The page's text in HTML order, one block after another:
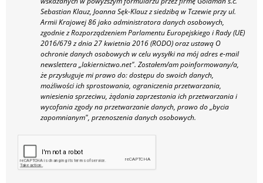
Sebastian Klauz, Joanna Sęk-Klauz z siedzibą w Tczewie przy ul.
Armii Krajowej 86 jako administratora danych osobowych,
zgodnie z Rozporządzeniem Parlamentu Europejskiego i Rady (UE)
2016/679 z dnia 27 kwietnia 2016 (RODO) oraz ustawą O
ochronie danych osobowych w celu wysyłki na mój adres e-mail
newslettera „lakiernictwo.net". Zostałem/am poinformowany/a,
że przysługuje mi prawo do: dostępu do swoich danych,
możliwości ich sprostowania, ograniczenia przetwarzania,
wniesienia sprzeciwu, żądania zaprzestania ich przetwarzania i
wycofania zgody na przetwarzanie danych, prawo do „bycia
zapomnianym", przenoszenia danych osobowych.